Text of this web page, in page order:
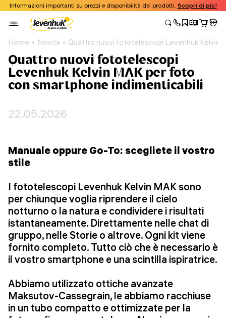
Informazioni importanti su prezzi e disponibilità dei prodotti. Scopri di più!
Home Novità Quattro nuovi fototelescopi Levenhuk Kelvin
Quattro nuovi fototelescopi
Levenhuk Kelvin MAK per foto
con smartphone indimenticabili
22.05.2026
Manuale oppure Go-To: scegliete il vostro
stile
I fototelescopi Levenhuk Kelvin MAK sono
per chiunque voglia riprendere il cielo
notturno o la natura e condividere i risultati
istantaneamente. Direttamente nelle chat di
gruppo, nelle Storie o altrove. Ogni kit viene
fornito completo. Tutto ciò che è necessario è
il vostro smartphone e una scintilla ispiratrice.
Abbiamo utilizzato ottiche avanzate
Maksutov-Cassegrain, le abbiamo racchiuse
in un tubo compatto e ottimizzate per la